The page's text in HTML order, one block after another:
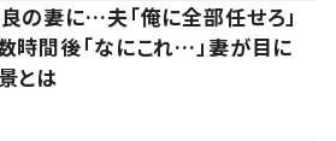
の妻に…夫「俺に全部任せろ」
時間後「なにこれ…」妻が目に
とは